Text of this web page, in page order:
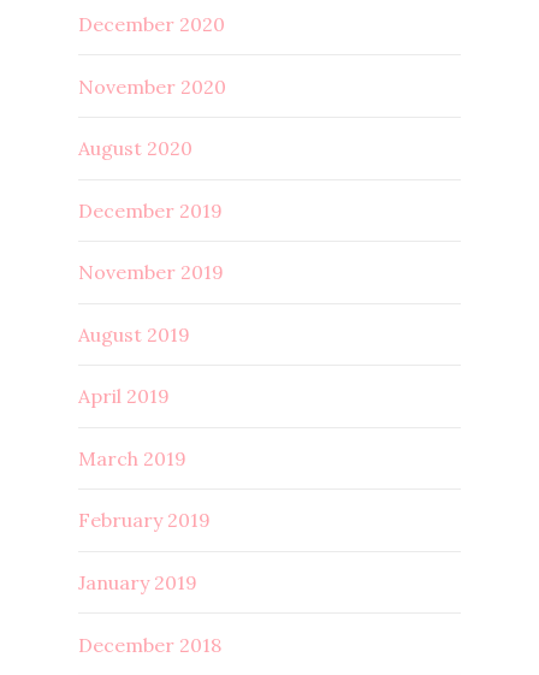
December 2020
November 2020
August 2020
December 2019
November 2019
August 2019
April 2019
March 2019
February 2019
January 2019
December 2018